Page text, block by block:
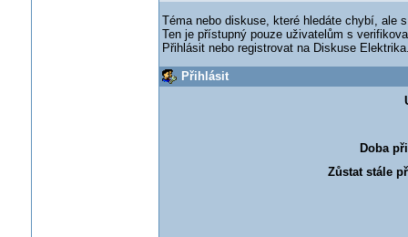
Téma nebo diskuse, které hledáte chybí, ale
Ten je přístupný pouze uživatelům s
Přihlásit nebo registrovat na Diskuse
Přihlásit
Doba
Zůstat stále